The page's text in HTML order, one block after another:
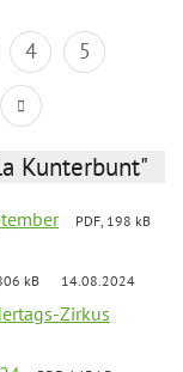
4
5
Kunterbunt"
PDF, 198 kB
kB 14.08.2024
Zirkus